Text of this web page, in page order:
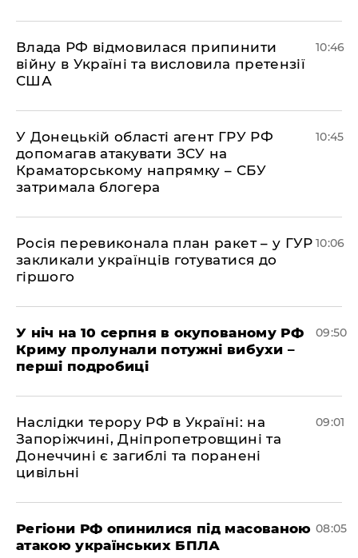
Влада РФ відмовилася припинити
війну в Україні та висловила претензії
США
10:46
У Донецькій області агент ГРУ РФ
допомагав атакувати ЗСУ на
Краматорському напрямку – СБУ
затримала блогера
10:45
Росія перевиконала план ракет – у ГУР
закликали українців готуватися до
гіршого
10:06
У ніч на 10 серпня в окупованому РФ
Криму пролунали потужні вибухи –
перші подробиці
09:50
Наслідки терору РФ в Україні: на
Запоріжчині, Дніпропетровщині та
Донеччині є загиблі та поранені
цивільні
09:01
Регіони РФ опинилися під масованою
атакою українських БПЛА
08:05